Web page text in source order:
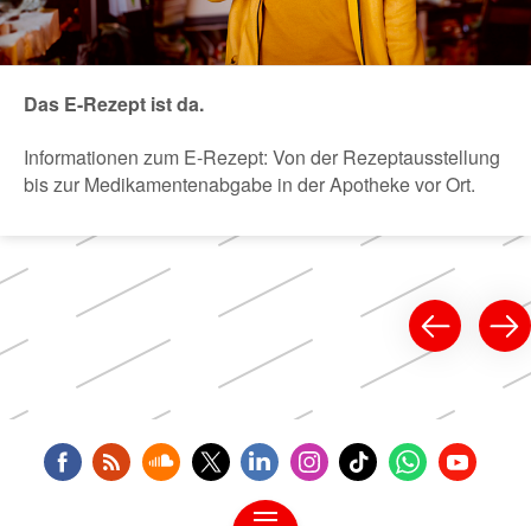
Das E-Rezept ist da.
Informationen zum E-Rezept: Von der Rezeptausstellung
bis zur Medikamentenabgabe in der Apotheke vor Ort.